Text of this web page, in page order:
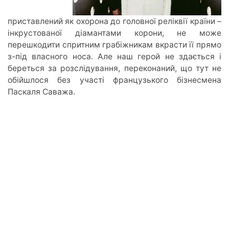
приставлений як охорона до головної реліквії країни –
інкрустованої діамантами корони, не може
перешкодити спритним грабіжникам вкрасти її прямо
з-під власного носа. Але наш герой не здається і
береться за розслідування, переконаний, що тут не
обійшлося без участі французького бізнесмена
Паскаля Саважа.